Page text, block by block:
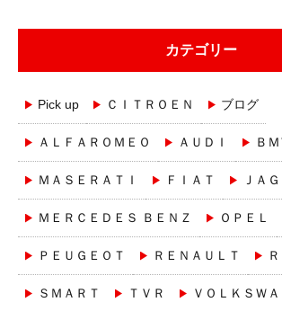
カテゴリー
Pick up ＣＩＴＲＯＥＮ ブログ
ＡＬＦＡＲＯＭＥＯ ＡＵＤＩ Ｂ
ＭＡＳＥＲＡＴＩ ＦＩＡＴ ＪＡ
ＭＥＲＣＥＤＥＳ ＢＥＮＺ ＯＰＥＬ
ＰＥＵＧＥＯＴ ＲＥＮＡＵＬＴ
ＳＭＡＲＴ ＴＶＲ ＶＯＬＫＳＷ